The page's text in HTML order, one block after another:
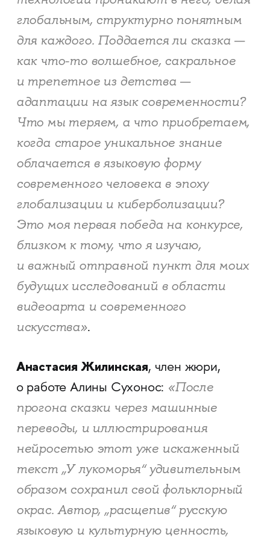
глобальным, структурно понятным
для каждого. Поддается ли сказка —
как что-то волшебное, сакральное
и трепетное из детства —
адаптации на язык современности?
Что мы теряем, а что приобретаем,
когда старое уникальное знание
облачается в языковую форму
современного человека в эпоху
глобализации и киберболизации?
Это моя первая победа на конкурсе,
близком к тому, что я изучаю,
и важный отправной пункт для моих
будущих исследований в области
видеоарта и современного
искусства».
Анастасия Жилинская, член жюри,
о работе Алины Сухонос: «После
прогона сказки через машинные
переводы, и иллюстрирования
нейросетью этот уже искаженный
текст „У лукоморья“ удивительным
образом сохранил свой фольклорный
окрас. Автор, „расщепив“ русскую
языковую и культурную ценность,